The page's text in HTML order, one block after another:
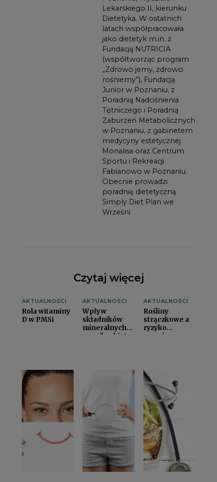
Lekarskiego II, kierunku
Dietetyka. W ostatnich
latach współpracowała
jako dietetyk m.in. z
Fundacją NUTRICIA
(współtworząc program
„Zdrowo jemy, zdrowo
rośniemy”), Fundacją
Junior w Poznaniu, z
Poradnią Nadciśnienia
Tętniczego i Poradnią
Zaburzeń Metabolicznych
w Poznaniu, z gabinetem
medycyny estetycznej
Monalisa oraz Centrum
Sportu i Rekreacji
Fabianowo w Poznaniu.
Obecnie prowadzi
poradnię dietetyczną
Simply Diet Plan we
Wrześni.
Czytaj więcej
AKTUALNOŚCI
Rola witaminy
D w PMSi
AKTUALNOŚCI
Wpływ
składników
mineralnych
na mikrobiotę
AKTUALNOŚCI
Rośliny
strączkowe a
ryzyko
zgonów z